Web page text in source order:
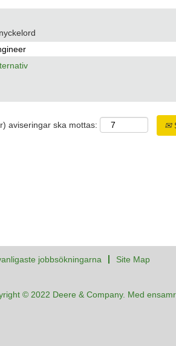
aviseringar ska mottas:
jobbsökningarna Site Map
© 2022 Deere & Company. Med